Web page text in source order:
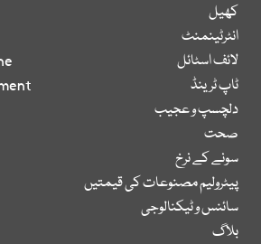
کھیل
انٹرٹینمنٹ
لائف اسٹائل
ٹاپ ٹرینڈ
دلچسپ و عجیب
صحت
سونے کے نرخ
پیٹرولیم مصنوعات کی قیمتیں
سائنس و ٹیکنالوجی
بلاگ